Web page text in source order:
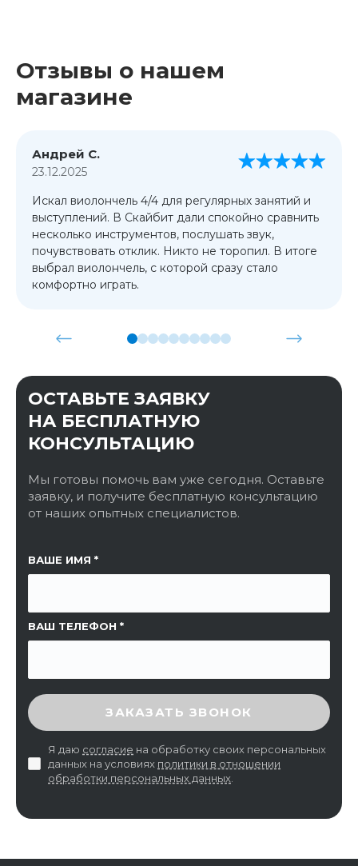
Отзывы о нашем
магазине
Андрей С.
23.12.2025
Искал виолончель 4/4 для регулярных занятий и
выступлений. В Скайбит дали спокойно сравнить
несколько инструментов, послушать звук,
почувствовать отклик. Никто не торопил. В итоге
выбрал виолончель, с которой сразу стало
комфортно играть.
ОСТАВЬТЕ ЗАЯВКУ
НА БЕСПЛАТНУЮ
КОНСУЛЬТАЦИЮ
Мы готовы помочь вам уже сегодня. Оставьте
заявку, и получите бесплатную консультацию
от наших опытных специалистов.
ВАШЕ ИМЯ
ВАШ ТЕЛЕФОН
ССЫЛКА НА СТРАНИЦУ
ВВЕДИТЕ ПРОВЕРОЧНЫЙ КОД
ЗАКАЗАТЬ ЗВОНОК
Я даю согласие на обработку своих персональных
данных на условиях политики в отношении
обработки персональных данных